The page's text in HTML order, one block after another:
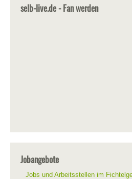
selb-live.de - Fan werden
Jobangebote
Jobs und Arbeitsstellen im